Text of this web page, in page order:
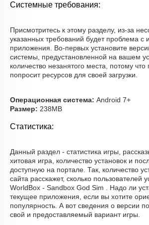
Системные требования:
Присмотритесь к этому разделу, из-за
указанных требований будет проблема с
приложения. Во-первых установите
системы, предустановленной на вашем
количество незанятого места, потому
попросит ресурсов для своей загрузки.
Операционная система: Android 7+
Размер: 238MB
Статистика:
Данный раздел - статистика игры,
хитовая игра, количество установок и
доступную на портале. Так, количество
сайта расскажет, сколько пользователей
WorldBox - Sandbox God Sim . Надо ли
текущее приложения, если вы хотите
популярность. А вот сведения о версии
свой и предоставляемый вариант игры.